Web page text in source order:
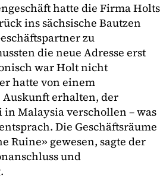
hatte die Firma Holts
ins sächsische Bautzen
zu
die neue Adresse erst
war Holt nicht
hatte von einem
erhalten, der
Malaysia verschollen – was
Die Geschäftsräume
Ruine» gewesen, sagte der
und